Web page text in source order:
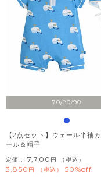
70/80/90
【2点セット】ウェール半袖
ール＆帽子
定価： 7,700 （税込）
3,850 税込 50%off